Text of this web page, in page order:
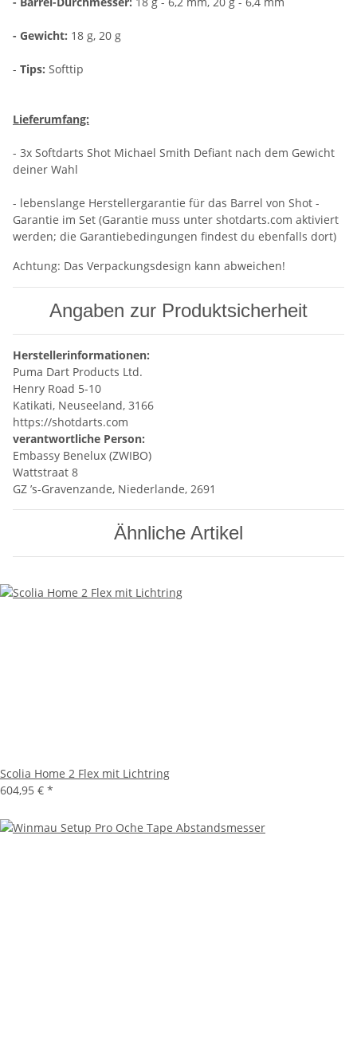
- Gewicht: 18 g, 20 g
- Tips: Softtip
Lieferumfang:
- 3x Softdarts Shot Michael Smith Defiant nach dem Gewicht
deiner Wahl
- lebenslange Herstellergarantie für das Barrel von Shot -
Garantie im Set (Garantie muss unter shotdarts.com aktiviert
werden; die Garantiebedingungen findest du ebenfalls dort)
Achtung: Das Verpackungsdesign kann abweichen!
Angaben zur Produktsicherheit
Herstellerinformationen:
Puma Dart Products Ltd.
Henry Road 5-10
Katikati, Neuseeland, 3166
https://shotdarts.com
verantwortliche Person:
Embassy Benelux (ZWIBO)
Wattstraat 8
GZ ’s-Gravenzande, Niederlande, 2691
Ähnliche Artikel
Scolia Home 2 Flex mit Lichtring
604,95 € *